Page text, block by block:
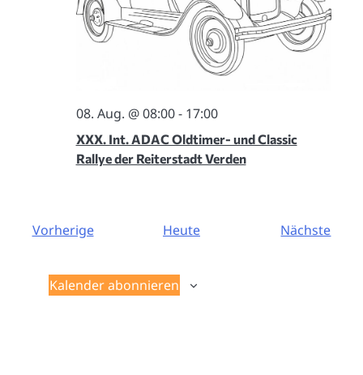
XXX. Int. ADAC Oldtimer- und Classic
Rallye der Reiterstadt Verden
08. Aug. @ 08:00- 17:00
VorherigeVeranstaltungen
Heute Nächste
Kalender abonnieren